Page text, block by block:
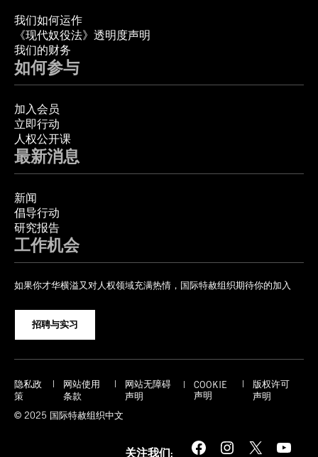
我们如何运作
《现代奴役法》透明度声明
我们的财务
如何参与
加入会员
立即行动
人权公开课
最新消息
新闻
倡导行动
研究报告
工作机会
如果你才华横溢又对人权领域充满热情，国际特赦组织期待你的加入
招聘与实习
隐私政
策
网站使用
条款
网站无障碍
声明
COOKIE
声明
版权许可
声明
© 2025 国际特赦组织中文
关注我们: Facebook Instagram X YouTube